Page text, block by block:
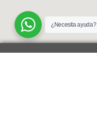
¿Necesita ayuda?